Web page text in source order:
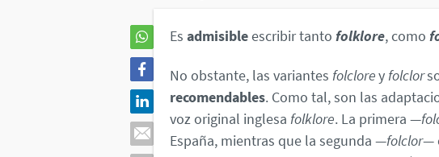
Es admisibleescribir tanto folklore, como
No obstante, las variantes folclorey folclor
recomendables. Como tal, son las
voz original inglesa folklore. La primera —
España, mientras que la segunda —folclor—